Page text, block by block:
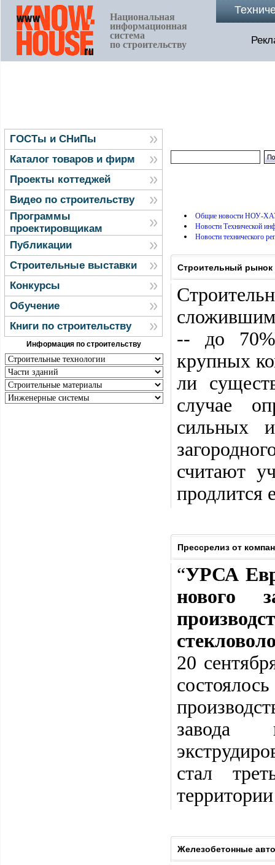
Национальная
информационная
система
по строительству
ГОСТы и СНиПы
Каталог товаров и фирм
Проекты коттеджей
Видео по строительству
Программы
проектировщикам
Публикации
Строительные выставки
Конкурсы
Обучение
Книги по строительству
Информация по строительству
Общие новости НОУ-
Новости Технической
Новости технического
Строительный рынок
-- до 70%
крупных
ли
случае
сильных
считают
продлится
Прессрелиз от
“УРСА
нового
20
завода
стал
Железобетонные